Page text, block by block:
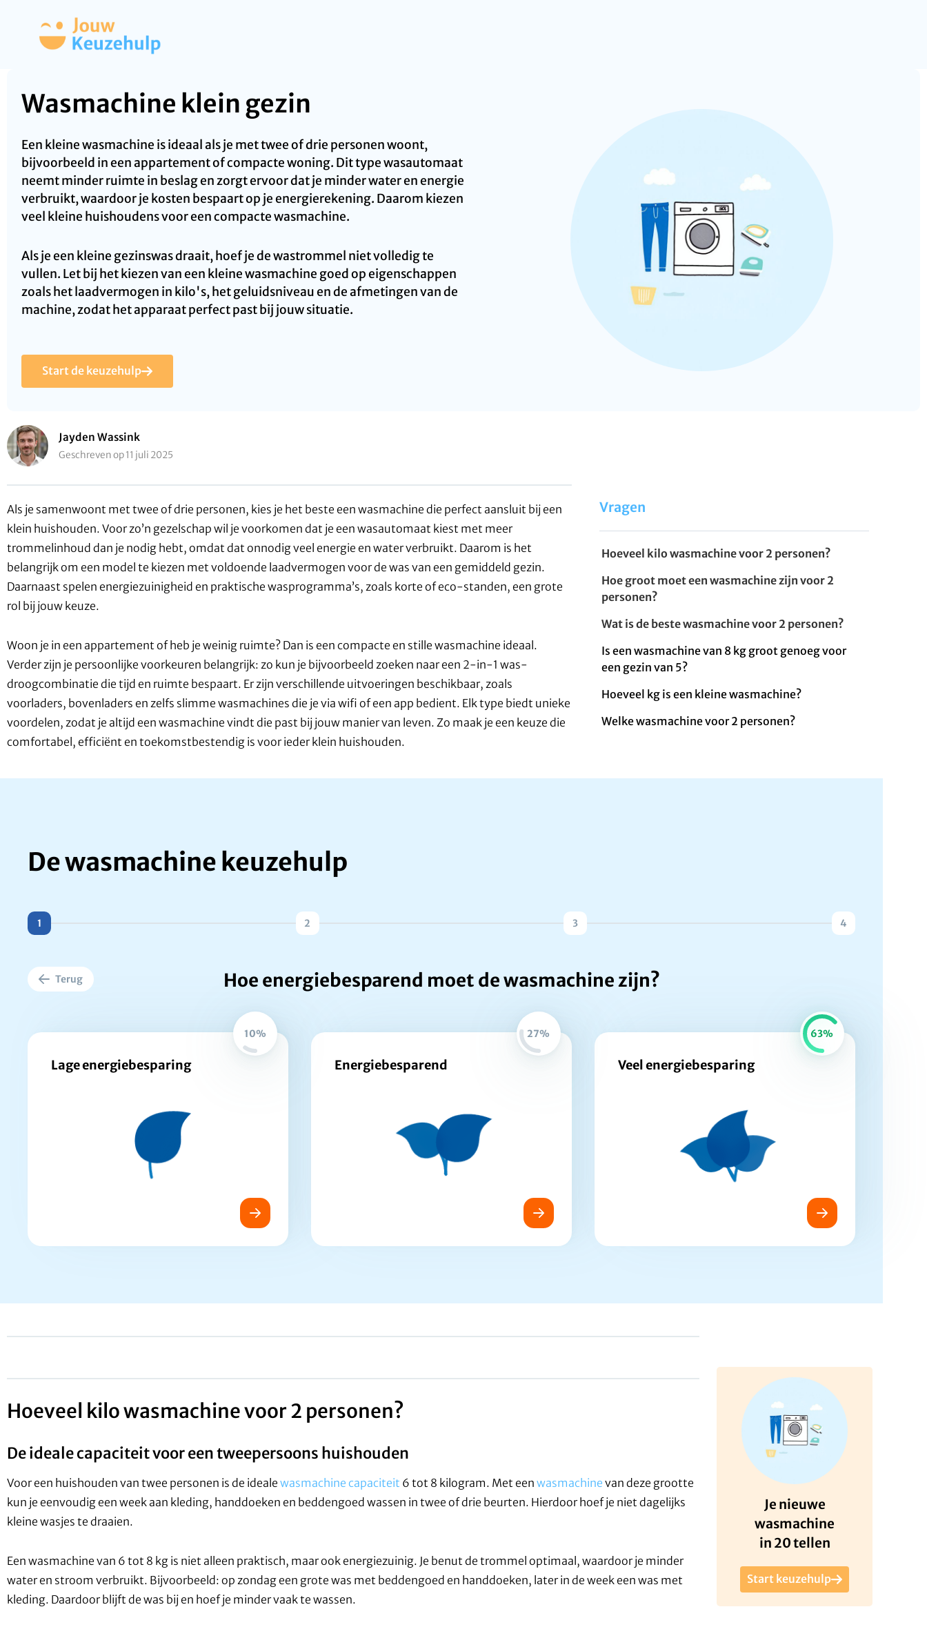
Wasmachine klein gezin
Een kleine wasmachine is ideaal als je met twee of drie personen woont,
bijvoorbeeld in een appartement of compacte woning. Dit type wasautomaat
neemt minder ruimte in beslag en zorgt ervoor dat je minder water en energie
verbruikt, waardoor je kosten bespaart op je energierekening. Daarom kiezen
veel kleine huishoudens voor een compacte wasmachine.
Als je een kleine gezinswas draait, hoef je de wastrommel niet volledig te
vullen. Let bij het kiezen van een kleine wasmachine goed op eigenschappen
zoals het laadvermogen in kilo's, het geluidsniveau en de afmetingen van de
machine, zodat het apparaat perfect past bij jouw situatie.
Start de keuzehulp
Jayden Wassink
Geschreven op 11 juli 2025
Als je samenwoont met twee of drie personen, kies je het beste een wasmachine die perfect aansluit bij een
klein huishouden. Voor zo’n gezelschap wil je voorkomen dat je een wasautomaat kiest met meer
trommelinhoud dan je nodig hebt, omdat dat onnodig veel energie en water verbruikt. Daarom is het
belangrijk om een model te kiezen met voldoende laadvermogen voor de was van een gemiddeld gezin.
Daarnaast spelen energiezuinigheid en praktische wasprogramma’s, zoals korte of eco-standen, een grote
rol bij jouw keuze.
Woon je in een appartement of heb je weinig ruimte? Dan is een compacte en stille wasmachine ideaal.
Verder zijn je persoonlijke voorkeuren belangrijk: zo kun je bijvoorbeeld zoeken naar een 2-in-1 was-
droogcombinatie die tijd en ruimte bespaart. Er zijn verschillende uitvoeringen beschikbaar, zoals
voorladers, bovenladers en zelfs slimme wasmachines die je via wifi of een app bedient. Elk type biedt unieke
voordelen, zodat je altijd een wasmachine vindt die past bij jouw manier van leven. Zo maak je een keuze die
comfortabel, efficiënt en toekomstbestendig is voor ieder klein huishouden.
Vragen
Hoeveel kilo wasmachine voor 2 personen?
Hoe groot moet een wasmachine zijn voor 2
personen?
Wat is de beste wasmachine voor 2 personen?
Is een wasmachine van 8 kg groot genoeg voor
een gezin van 5?
Hoeveel kg is een kleine wasmachine?
Welke wasmachine voor 2 personen?
De wasmachine keuzehulp
1 2 3 4
Terug Hoe energiebesparend moet de wasmachine zijn?
10%
Lage energiebesparing
27%
Energiebesparend
63%
Veel energiebesparing
Hoeveel kilo wasmachine voor 2 personen?
De ideale capaciteit voor een tweepersoons huishouden
Voor een huishouden van twee personen is de ideale wasmachine capaciteit 6 tot 8 kilogram. Met een wasmachine van deze grootte
kun je eenvoudig een week aan kleding, handdoeken en beddengoed wassen in twee of drie beurten. Hierdoor hoef je niet dagelijks
kleine wasjes te draaien.
Een wasmachine van 6 tot 8 kg is niet alleen praktisch, maar ook energiezuinig. Je benut de trommel optimaal, waardoor je minder
water en stroom verbruikt. Bijvoorbeeld: op zondag een grote was met beddengoed en handdoeken, later in de week een was met
kleding. Daardoor blijft de was bij en hoef je minder vaak te wassen.
Je nieuwe
wasmachine
in 20 tellen
Start keuzehulp